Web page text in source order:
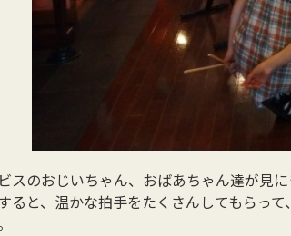
スのおじいちゃん、おばあちゃん達が見に
ると、温かな拍手をたくさんしてもらっ